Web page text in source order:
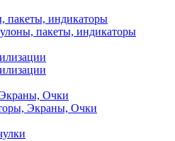
пакеты, индикаторы
пакеты, индикаторы
Очки
Экраны, Очки